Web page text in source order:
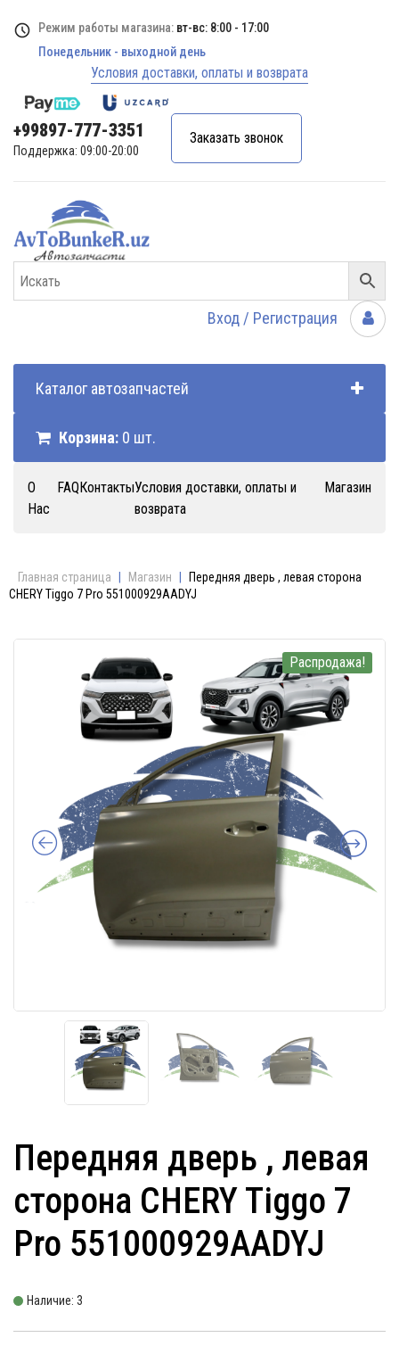
Режим работы магазина: вт-вс: 8:00 - 17:00
Понедельник - выходной день
Условия доставки, оплаты и возврата
+99897-777-3351
Поддержка: 09:00-20:00
Заказать звонок
Вход / Регистрация
Каталог автозапчастей
Корзина: 0 шт.
О
Нас
FAQКонтактыУсловия доставки, оплаты и
возврата
Магазин
Главная страница Магазин
Передняя дверь , левая сторона
CHERY Tiggo 7 Pro 551000929AADYJ
Распродажа!
Передняя дверь , левая
сторона CHERY Tiggo 7
Pro 551000929AADYJ
Наличие: 3